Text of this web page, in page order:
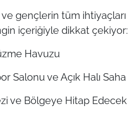
ve gençlerin tüm
içeriğiyle dikkat çekiyor:
Havuzu
Salonu ve Açık Halı Saha
ve Bölgeye Hitap